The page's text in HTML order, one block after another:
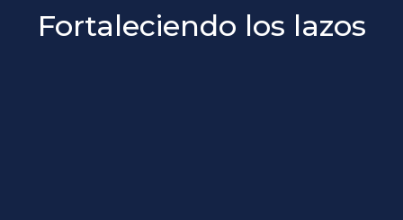
Fortaleciendo los lazos